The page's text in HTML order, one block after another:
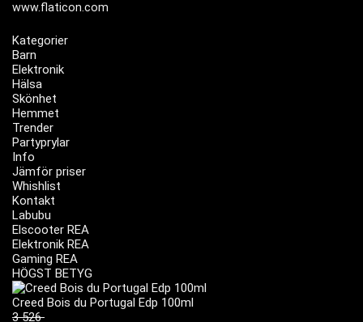
www.flaticon.com
Kategorier
Barn
Elektronik
Hälsa
Skönhet
Hemmet
Trender
Partyprylar
Info
Jämför priser
Whishlist
Kontakt
Labubu
Elscooter REA
Elektronik REA
Gaming REA
HÖGST BETYG
Creed Bois du Portugal Edp 100ml
3 526